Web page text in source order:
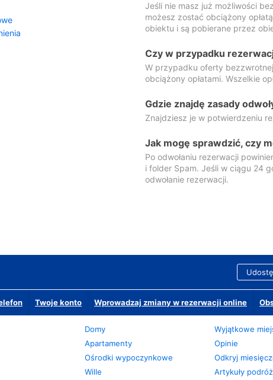
Jeśli nie masz już możliwości
możesz zostać obciążony
obiektu i są pobierane przez
Czy w przypadku
W przypadku oferty
obciążony opłatami. Wszelkie
Gdzie znajdę zasady
Znajdziesz je w potwierdzeniu
Jak mogę sprawdzić, czy
Po odwołaniu rezerwacji
i folder Spam. Jeśli w ciągu 24
odwołanie rezerwacji.
Twoje konto Wprowadzaj zmiany w rezerwacji online
Domy
Apartamenty
Ośrodki wypoczynkowe
Wille
Wyjątkowe
Opinie
Odkryj
Artykuły